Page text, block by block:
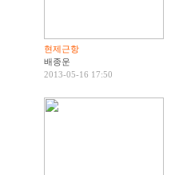
현제근항
배종운
2013-05-16 17:50